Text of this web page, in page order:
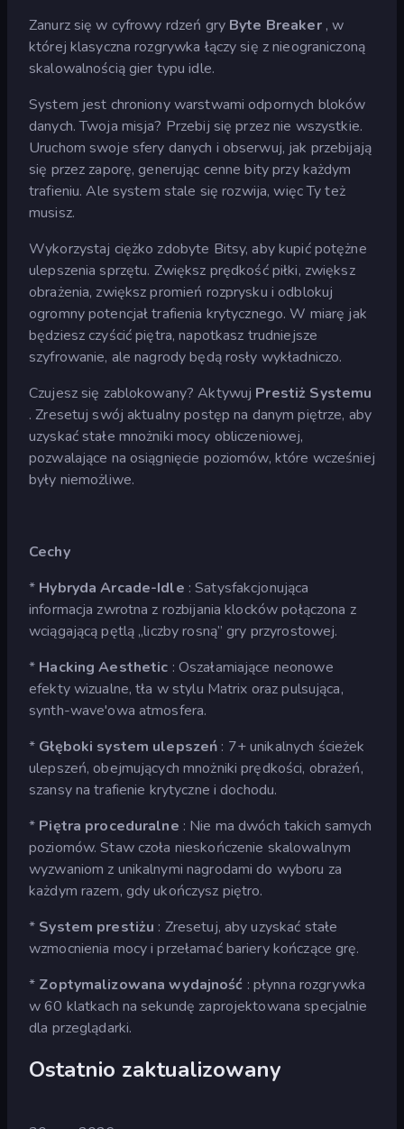
Zanurz się w cyfrowy rdzeń gry Byte Breaker, w
której klasyczna rozgrywka łączy się z nieograniczoną
skalowalnością gier typu idle.
System jest chroniony warstwami odpornych bloków
danych. Twoja misja? Przebij się przez nie wszystkie.
Uruchom swoje sfery danych i obserwuj, jak przebijają
się przez zaporę, generując cenne bity przy każdym
trafieniu. Ale system stale się rozwija, więc Ty też
musisz.
Wykorzystaj ciężko zdobyte Bitsy, aby kupić potężne
ulepszenia sprzętu. Zwiększ prędkość piłki, zwiększ
obrażenia, zwiększ promień rozprysku i odblokuj
ogromny potencjał trafienia krytycznego. W miarę jak
będziesz czyścić piętra, napotkasz trudniejsze
szyfrowanie, ale nagrody będą rosły wykładniczo.
Czujesz się zablokowany? Aktywuj Prestiż Systemu
. Zresetuj swój aktualny postęp na danym piętrze, aby
uzyskać stałe mnożniki mocy obliczeniowej,
pozwalające na osiągnięcie poziomów, które wcześniej
były niemożliwe.
Cechy
* Hybryda Arcade-Idle : Satysfakcjonująca
informacja zwrotna z rozbijania klocków połączona z
wciągającą pętlą „liczby rosną” gry przyrostowej.
* Hacking Aesthetic : Oszałamiające neonowe
efekty wizualne, tła w stylu Matrix oraz pulsująca,
synth-wave'owa atmosfera.
* Głęboki system ulepszeń : 7+ unikalnych ścieżek
ulepszeń, obejmujących mnożniki prędkości, obrażeń,
szansy na trafienie krytyczne i dochodu.
* Piętra proceduralne : Nie ma dwóch takich samych
poziomów. Staw czoła nieskończenie skalowalnym
wyzwaniom z unikalnymi nagrodami do wyboru za
każdym razem, gdy ukończysz piętro.
* System prestiżu : Zresetuj, aby uzyskać stałe
wzmocnienia mocy i przełamać bariery kończące grę.
* Zoptymalizowana wydajność : płynna rozgrywka
w 60 klatkach na sekundę zaprojektowana specjalnie
dla przeglądarki.
Ostatnio zaktualizowany